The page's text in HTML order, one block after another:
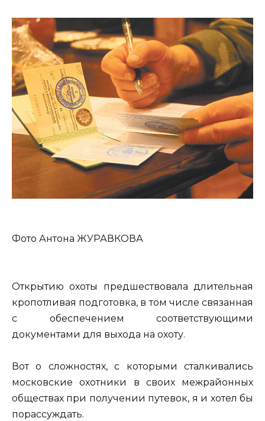
Фото Антона ЖУРАВКОВА
Открытию охоты предшествовала длительная
кропотливая подготовка, в том числе связанная
с обеспечением соответствующими
документами для выхода на охоту.
Вот о сложностях, с которыми сталкивались
московские охотники в своих межрайонных
обществах при получении путевок, я и хотел бы
порассуждать.